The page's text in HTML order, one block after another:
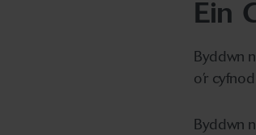
Ein
Byddwn
o’r
Byddwn